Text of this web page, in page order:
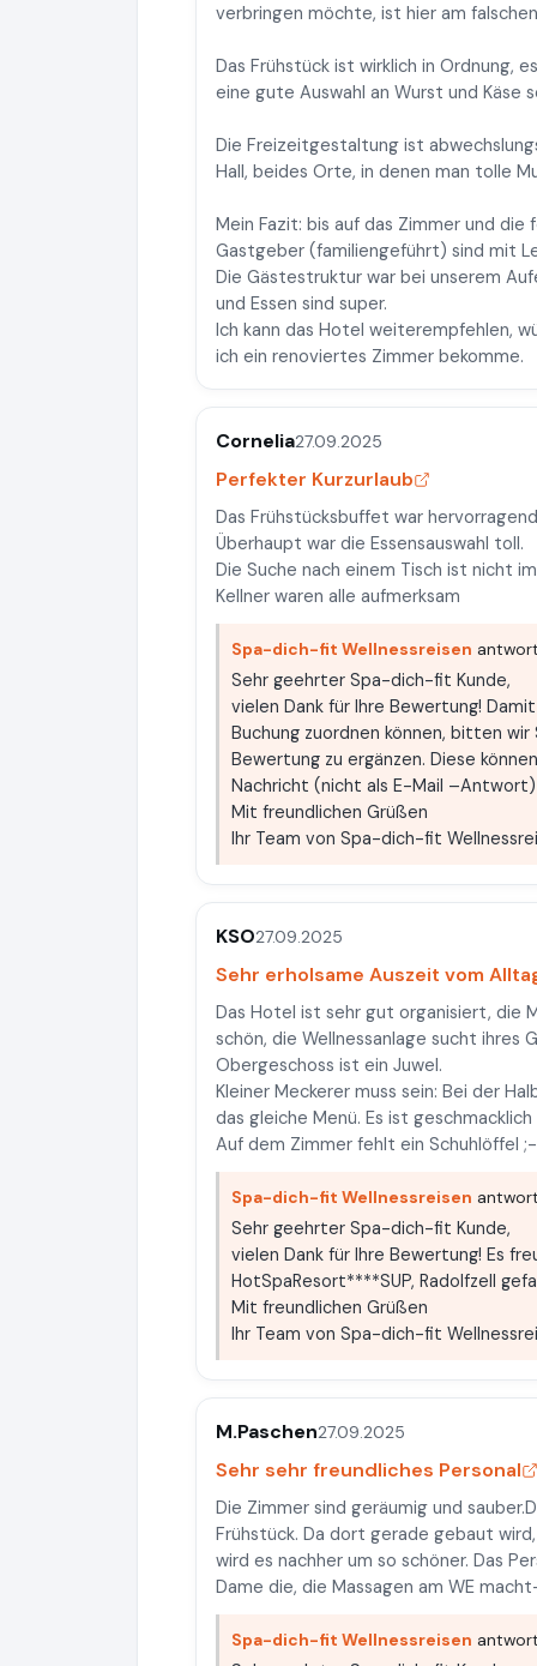
verbringen möchte, ist hier am
Das Frühstück ist wirklich in Ordnung,
eine gute Auswahl an Wurst und Käse
Die Freizeitgestaltung ist
Hall, beides Orte, in denen man tolle
Mein Fazit: bis auf das Zimmer und
Gastgeber (familiengeführt) sind mit
Die Gästestruktur war bei unserem
und Essen sind super.
Ich kann das Hotel weiterempfehlen,
ich ein renoviertes Zimmer bekomme.
Cornelia27.09.2025
Perfekter Kurzurlaub
Das Frühstücksbuffet war
Überhaupt war die Essensauswahl toll.
Die Suche nach einem Tisch ist nicht
Kellner waren alle aufmerksam
Spa-dich-fit Wellnessreisen
Sehr geehrter Spa-dich-fit Kunde,
vielen Dank für Ihre Bewertung!
Buchung zuordnen können, bitten wir
Bewertung zu ergänzen. Diese
Nachricht (nicht als E-Mail –Antwort)
Mit freundlichen Grüßen
Ihr Team von Spa-dich-fit
KSO27.09.2025
Sehr erholsame Auszeit vom
Das Hotel ist sehr gut organisiert, die
schön, die Wellnessanlage sucht ihres
Obergeschoss ist ein Juwel.
Kleiner Meckerer muss sein: Bei der
das gleiche Menü. Es ist
Auf dem Zimmer fehlt ein Schuhlöffel
Spa-dich-fit Wellnessreisen
Sehr geehrter Spa-dich-fit Kunde,
vielen Dank für Ihre Bewertung! Es
HotSpaResort****SUP, Radolfzell
Mit freundlichen Grüßen
Ihr Team von Spa-dich-fit
M.Paschen27.09.2025
Sehr sehr freundliches Personal
Die Zimmer sind geräumig und
Frühstück. Da dort gerade gebaut
wird es nachher um so schöner. Das
Dame die, die Massagen am WE
Spa-dich-fit Wellnessreisen